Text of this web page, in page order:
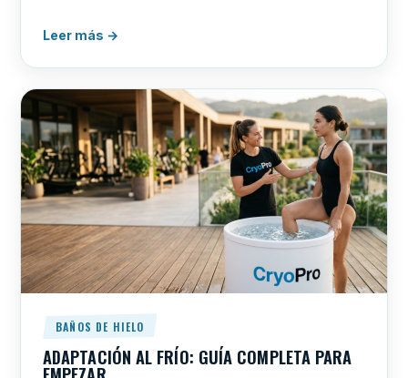
Leer más →
BAÑOS DE HIELO
ADAPTACIÓN AL FRÍO: GUÍA COMPLETA PARA